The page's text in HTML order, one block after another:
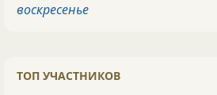
воскресенье
ТОП УЧАСТНИКОВ